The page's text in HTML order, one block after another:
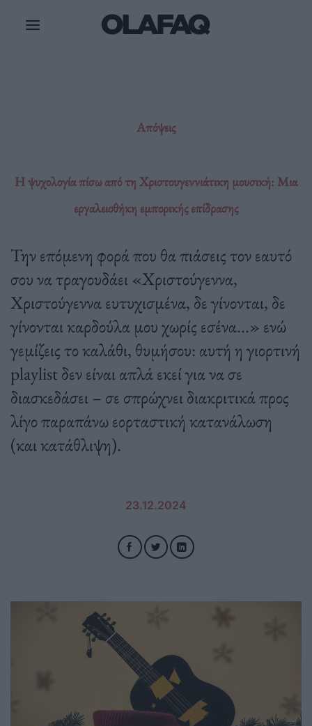
Απόψεις
Η ψυχολογία πίσω από τη Χριστουγεννιάτικη μουσική: Μια
εργαλειοθήκη εμπορικής επίδρασης
Την επόμενη φορά που θα πιάσεις τον εαυτό
σου να τραγουδάει «Χριστούγεννα,
Χριστούγεννα ευτυχισμένα, δε γίνονται, δε
γίνονται καρδούλα μου χωρίς εσένα...» ενώ
γεμίζεις το καλάθι, θυμήσου: αυτή η γιορτινή
playlist δεν είναι απλά εκεί για να σε
διασκεδάσει – σε σπρώχνει διακριτικά προς
λίγο παραπάνω εορταστική κατανάλωση
(και κατάθλιψη).
23.12.2024